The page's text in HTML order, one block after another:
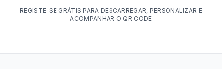
REGISTE-SE GRÁTIS PARA DESCARREGAR, PERSONALIZAR E
ACOMPANHAR O QR CODE